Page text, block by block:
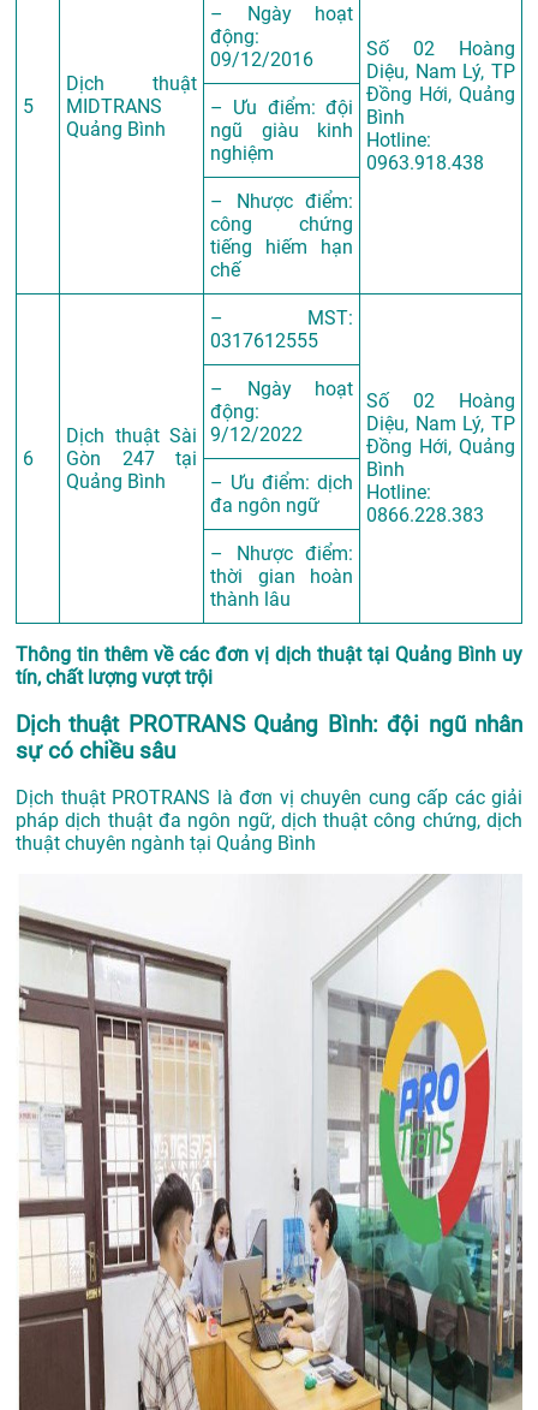
5
Dịch thuật
MIDTRANS
Quảng Bình
Số 02 Hoàng
Diệu, Nam Lý, TP
Đồng Hới, Quảng
Bình
Hotline:
0963.918.438
– Ngày hoạt
động:
09/12/2016
– Ưu điểm: đội
ngũ giàu kinh
nghiệm
– Nhược điểm:
công chứng
tiếng hiếm hạn
chế
6
Dịch thuật Sài
Gòn 247 tại
Quảng Bình
– MST:
0317612555
Số 02 Hoàng
Diệu, Nam Lý, TP
Đồng Hới, Quảng
Bình
Hotline:
0866.228.383
– Ngày hoạt
động:
9/12/2022
– Ưu điểm: dịch
đa ngôn ngữ
– Nhược điểm:
thời gian hoàn
thành lâu
Thông tin thêm về các đơn vị dịch thuật tại Quảng Bình uy
tín, chất lượng vượt trội
Dịch thuật PROTRANS Quảng Bình: đội ngũ nhân
sự có chiều sâu
Dịch thuật PROTRANS là đơn vị chuyên cung cấp các giải
pháp dịch thuật đa ngôn ngữ, dịch thuật công chứng, dịch
thuật chuyên ngành tại Quảng Bình